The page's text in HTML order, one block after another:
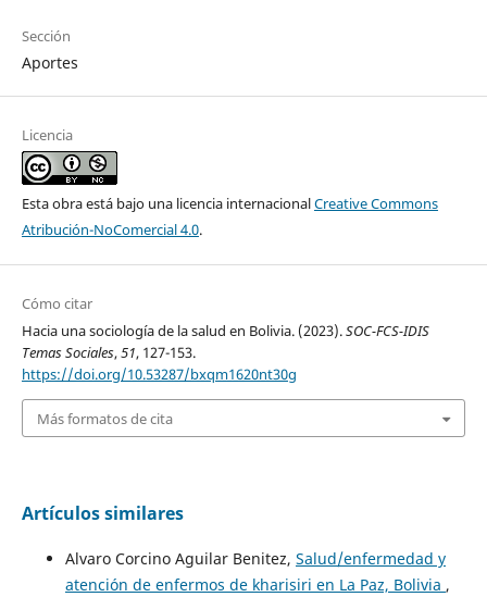
Sección
Aportes
Licencia
Esta obra está bajo una licencia internacionalCreative Commons
Atribución-NoComercial 4.0.
Cómo citar
Hacia una sociología de la salud en Bolivia. (2023).SOC-FCS-IDIS
Temas Sociales,51, 127-153.
https://doi.org/10.53287/bxqm1620nt30g
Más formatos de cita
Artículos similares
Alvaro Corcino Aguilar Benitez, Salud/enfermedad y
atención de enfermos de kharisiri en La Paz, Bolivia ,